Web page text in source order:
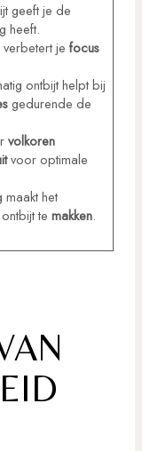
geeft je de
heeft.
je focus
ontbijt helpt bij
gedurende de
volkoren
voor optimale
het
te makken.